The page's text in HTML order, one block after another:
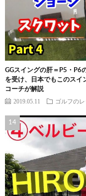
GGスイングの肝＝P5・P6
を受け、日本でもこのスイ
コーチが解説
2019.05.11 ゴルフの